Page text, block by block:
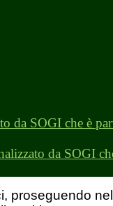
da SOGI
proseguendo